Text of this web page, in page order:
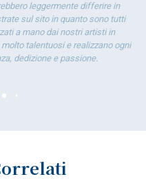
leggermente differire in
sul sito in quanto sono tutti
a mano dai nostri artisti in
talentuosi e realizzano ogni
dedizione e passione.